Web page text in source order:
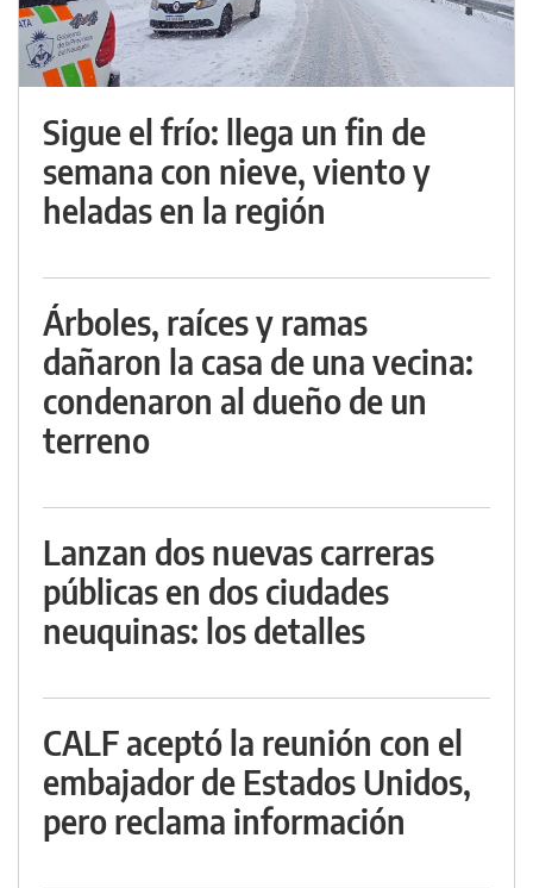
Sigue el frío: llega un fin de
semana con nieve, viento y
heladas en la región
Árboles, raíces y ramas
dañaron la casa de una vecina:
condenaron al dueño de un
terreno
Lanzan dos nuevas carreras
públicas en dos ciudades
neuquinas: los detalles
CALF aceptó la reunión con el
embajador de Estados Unidos,
pero reclama información